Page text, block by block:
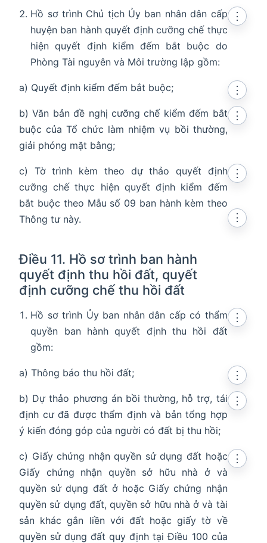
Hồ sơ trình Chủ tịch Ủy ban nhân dân cấp
huyện ban hành quyết định cưỡng chế thực
hiện quyết định kiểm đếm bắt buộc do
Phòng Tài nguyên và Môi trường lập gồm:
⋮
a) Quyết định kiểm đếm bắt buộc;
⋮
b) Văn bản đề nghị cưỡng chế kiểm đếm bắt
buộc của Tổ chức làm nhiệm vụ bồi thường,
giải phóng mặt bằng;
⋮
c) Tờ trình kèm theo dự thảo quyết định
cưỡng chế thực hiện quyết định kiểm đếm
bắt buộc theo Mẫu số 09 ban hành kèm theo
Thông tư này.
⋮
Điều 11. Hồ sơ trình ban hành
quyết định thu hồi đất, quyết
định cưỡng chế thu hồi đất
⋮
Hồ sơ trình Ủy ban nhân dân cấp có thẩm
quyền ban hành quyết định thu hồi đất
gồm:
⋮
a) Thông báo thu hồi đất;
⋮
b) Dự thảo phương án bồi thường, hỗ trợ, tái
định cư đã được thẩm định và bản tổng hợp
ý kiến đóng góp của người có đất bị thu hồi;
⋮
c) Giấy chứng nhận quyền sử dụng đất hoặc
Giấy chứng nhận quyền sở hữu nhà ở và
quyền sử dụng đất ở hoặc Giấy chứng nhận
quyền sử dụng đất, quyền sở hữu nhà ở và tài
sản khác gắn liền với đất hoặc giấy tờ về
quyền sử dụng đất quy định tại Điều 100 của
⋮